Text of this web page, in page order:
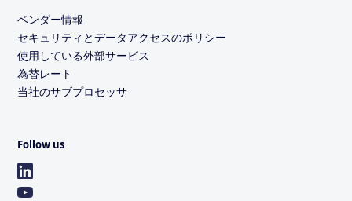
ベンダー情報
セキュリティとデータアクセスのポリシー
使用している外部サービス
為替レート
当社のサブプロセッサ
Follow us